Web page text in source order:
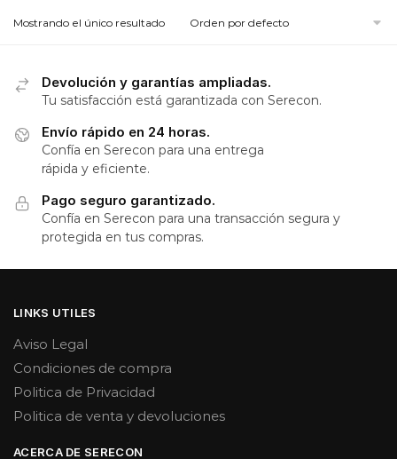
Mostrando el único resultado
Devolución y garantías ampliadas.
Tu satisfacción está garantizada con Serecon.
Envío rápido en 24 horas.
Confía en Serecon para una entrega
rápida y eficiente.
Pago seguro garantizado.
Confía en Serecon para una transacción segura y
protegida en tus compras.
LINKS UTILES
Aviso Legal
Condiciones de compra
Politica de Privacidad
Politica de venta y devoluciones
ACERCA DE SERECON